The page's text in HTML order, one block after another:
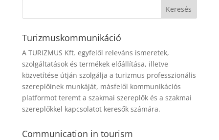
Turizmuskommunikáció
A TURIZMUS Kft. egyfelől releváns ismeretek,
szolgáltatások és termékek előállítása, illetve
közvetítése útján szolgálja a turizmus professzionális
szereplőinek munkáját, másfelől kommunikációs
platformot teremt a szakmai szereplők és a szakmai
szereplőkkel kapcsolatot keresők számára.
Communication in tourism